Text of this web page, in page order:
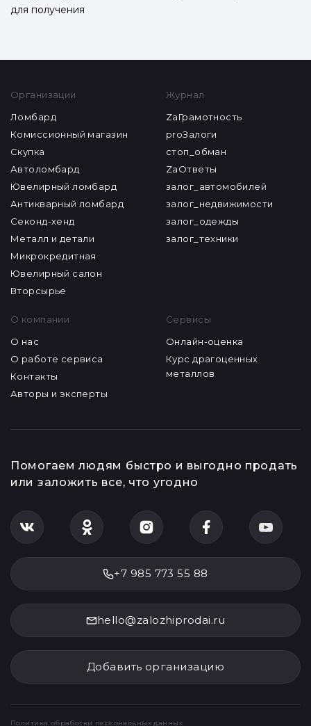
для получения
Организации
Ломбард
Комиссионный магазин
Скупка
Автоломбард
Ювелирный ломбард
Антикварный ломбард
Секонд-хенд
Металл и детали
Микрокредитная
Ювелирный салон
Вторсырье
Журнал
ZaГрамотность
proЗалоги
стоп_обман
ZaОтветы
залог_автомобилей
залог_недвижимости
залог_одежды
залог_техники
О компании
О нас
О работе сервиса
Контакты
Авторы и эксперты
Сервисы
Онлайн-оценка
Курс драгоценных
металлов
Помогаем людям быстро и выгодно продать
или заложить все, что угодно
+7 985 773 55 88
hello@zalozhiprodai.ru
Добавить организацию
Политика обработки персональных данных